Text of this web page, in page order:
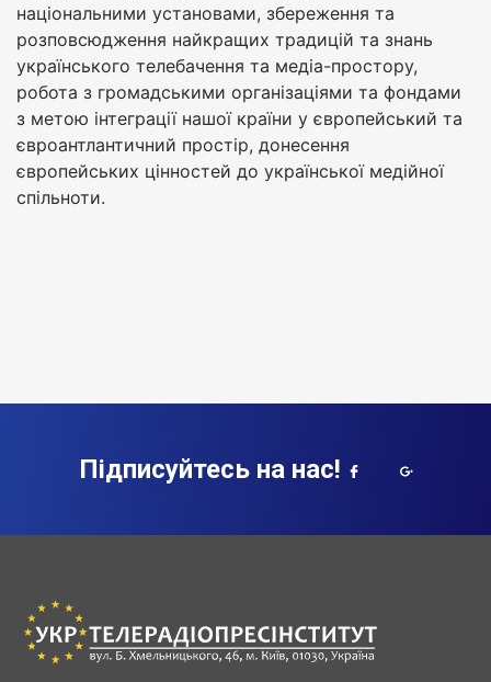
національними установами, збереження та
розповсюдження найкращих традицій та знань
українського телебачення та медіа-простору,
робота з громадськими організаціями та фондами
з метою інтеграції нашої країни у європейський та
євроантлантичний простір, донесення
європейських цінностей до української медійної
спільноти.
Підписуйтесь на нас!